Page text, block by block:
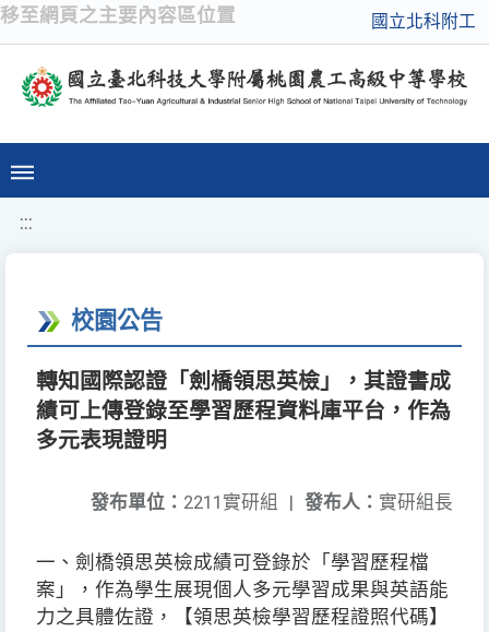
移至網頁之主要內容區位置 國立北科附工
:::
校園公告
轉知國際認證「劍橋領思英檢」，其證書成
績可上傳登錄至學習歷程資料庫平台，作為
多元表現證明
發布人： 實研組長
發布單位： 2211實研組 |
一、劍橋領思英檢成績可登錄於「學習歷程檔
案」，作為學生展現個人多元學習成果與英語能
力之具體佐證，【領思英檢學習歷程證照代碼】